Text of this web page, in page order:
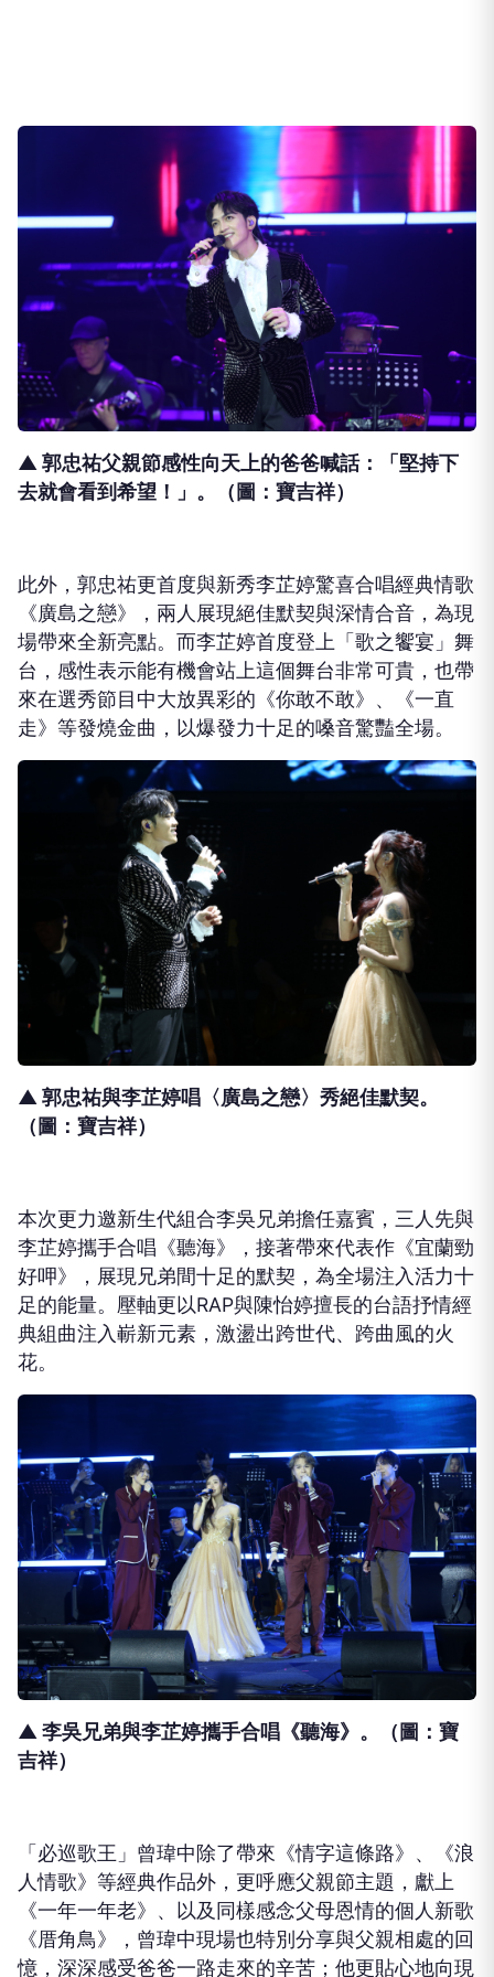
▲ 郭忠祐父親節感性向天上的爸爸喊話：「堅持下
去就會看到希望！」。（圖：寶吉祥）
此外，郭忠祐更首度與新秀李芷婷驚喜合唱經典情歌
《廣島之戀》，兩人展現絕佳默契與深情合音，為現
場帶來全新亮點。而李芷婷首度登上「歌之饗宴」舞
台， 感性表示能有機會站上這個舞台非常可貴， 也帶
來在選秀節目中大放異彩的《你敢不敢》、《一直
走》等發燒金曲，以爆發力十足的嗓音驚豔全場。
▲ 郭忠祐與李芷婷唱〈廣島之戀〉秀絕佳默契。
（圖：寶吉祥）
本次更力邀新生代組合李吳兄弟擔任嘉賓，三人先與
李芷婷攜手合唱《聽海》，接著帶來代表作《宜蘭勁
好呷》，展現兄弟間十足的默契，為全場注入活力十
足的能量。壓軸更以RAP與陳怡婷擅長的台語抒情經
典組曲注入嶄新元素，激盪出跨世代、跨曲風的火
花。
▲ 李吳兄弟與李芷婷攜手合唱《聽海》。（圖：寶
吉祥）
「必巡歌王」曾瑋中除了帶來《情字這條路》、《浪
人情歌》等經典作品外，更呼應父親節主題 ，獻上
《一年一年老》、以及同樣感念父母恩情的個人新歌
《厝角鳥》， 曾瑋中現場也特別分享與父親相處的回
憶，深深感受爸爸一路走來的辛苦；他更貼心地向現